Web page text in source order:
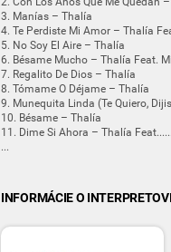
3. Manías – Thalía
4. Te Perdiste Mi Amor – Thalía
5. No Soy El Aire – Thalía
6. Bésame Mucho – Thalía Feat.
7. Regalito De Dios – Thalía
8. Tómame O Déjame – Thalía
9. Munequita Linda (Te Quiero,
10. Bésame – Thalía
11. Dime Si Ahora – Thalía
...
INFORMÁCIE O INTERPRETOVI